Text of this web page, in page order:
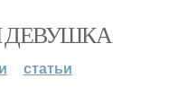
ДЕВУШКА
статьи